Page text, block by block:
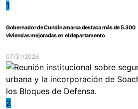
1
Gobernador de Cundinamarca destaca más de 5.300
viviendas mejoradas en el departamento
07/31/2026
2